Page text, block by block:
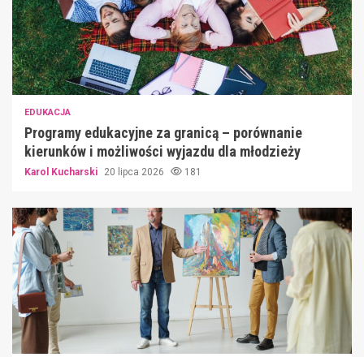
EDUKACJA
Programy edukacyjne za granicą – porównanie
kierunków i możliwości wyjazdu dla młodzieży
Karol Kucharski 20 lipca 2026 181